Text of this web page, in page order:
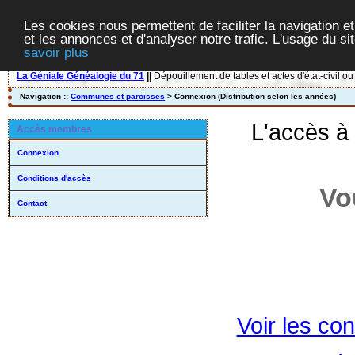
Les cookies nous permettent de faciliter la navigation
et les annonces et d'analyser notre trafic. L'usage du
savoir plus
La Géniale Généalogie du 71 Dépouillement de tables et actes d'état-civil
Navigation :: Communes et paroisses > Connexion (Distribution selon les années)
Accès membres
Connexion
Conditions d'accès
Contact
L'accès
Voir les